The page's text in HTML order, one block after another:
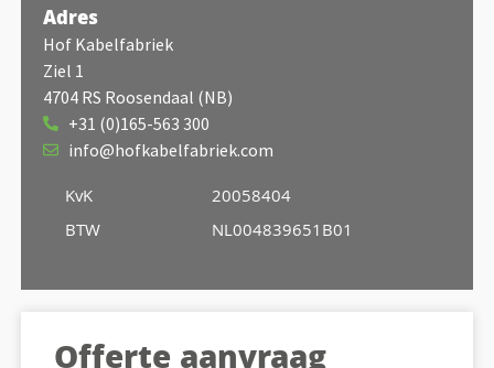
Adres
Hof Kabelfabriek
Ziel 1
4704 RS Roosendaal (NB)
+31 (0)165-563 300
info@hofkabelfabriek.com
KvK
BTW
20058404
NL004839651B01